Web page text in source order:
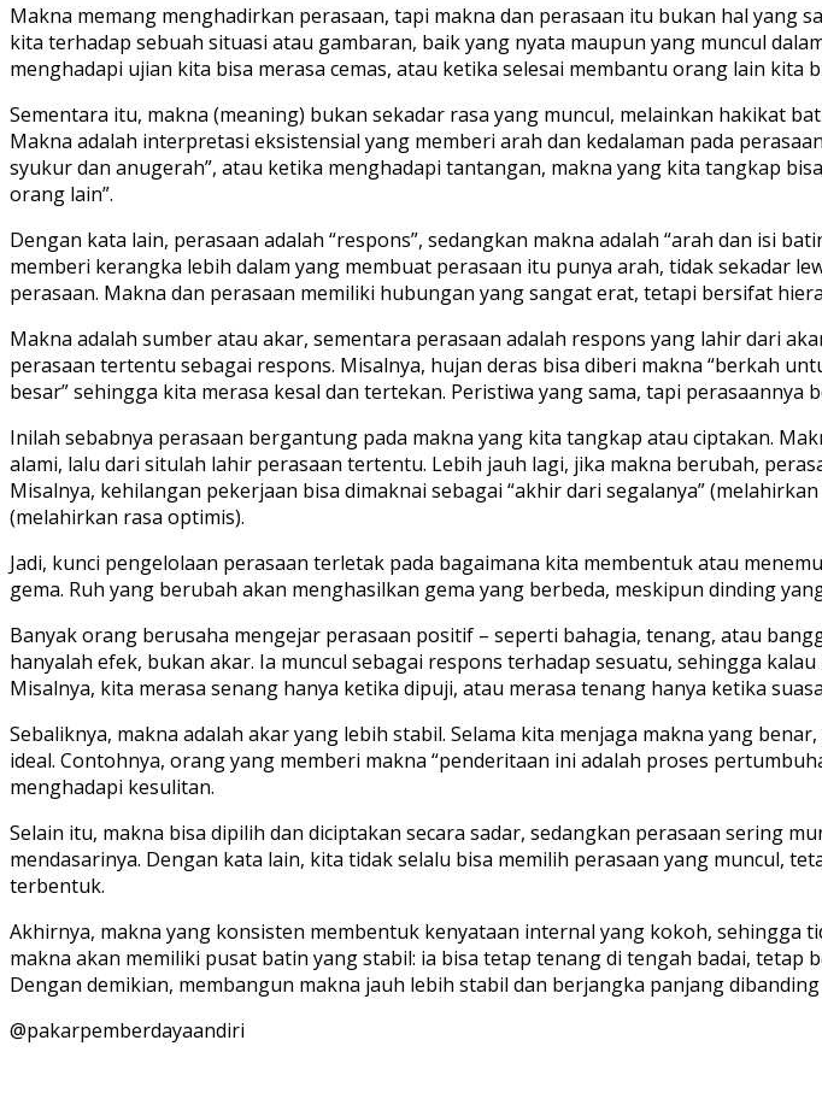
Makna memang menghadirkan perasaan, tapi makna dan perasaan itu bukan hal yang
kita terhadap sebuah situasi atau gambaran, baik yang nyata maupun yang muncul
menghadapi ujian kita bisa merasa cemas, atau ketika selesai membantu orang lain kita
Sementara itu, makna (meaning) bukan sekadar rasa yang muncul, melainkan hakikat
Makna adalah interpretasi eksistensial yang memberi arah dan kedalaman pada
syukur dan anugerah”, atau ketika menghadapi tantangan, makna yang kita tangkap
orang lain”.
Dengan kata lain, perasaan adalah “respons”, sedangkan makna adalah “arah dan isi
memberi kerangka lebih dalam yang membuat perasaan itu punya arah, tidak sekadar
perasaan. Makna dan perasaan memiliki hubungan yang sangat erat, tetapi bersifat
Makna adalah sumber atau akar, sementara perasaan adalah respons yang lahir dari
perasaan tertentu sebagai respons. Misalnya, hujan deras bisa diberi makna “berkah
besar” sehingga kita merasa kesal dan tertekan. Peristiwa yang sama, tapi perasaannya
Inilah sebabnya perasaan bergantung pada makna yang kita tangkap atau ciptakan.
alami, lalu dari situlah lahir perasaan tertentu. Lebih jauh lagi, jika makna berubah,
Misalnya, kehilangan pekerjaan bisa dimaknai sebagai “akhir dari segalanya”
(melahirkan rasa optimis).
Jadi, kunci pengelolaan perasaan terletak pada bagaimana kita membentuk atau
gema. Ruh yang berubah akan menghasilkan gema yang berbeda, meskipun dinding
Banyak orang berusaha mengejar perasaan positif – seperti bahagia, tenang, atau
hanyalah efek, bukan akar. Ia muncul sebagai respons terhadap sesuatu, sehingga
Misalnya, kita merasa senang hanya ketika dipuji, atau merasa tenang hanya ketika
Sebaliknya, makna adalah akar yang lebih stabil. Selama kita menjaga makna yang
ideal. Contohnya, orang yang memberi makna “penderitaan ini adalah proses
menghadapi kesulitan.
Selain itu, makna bisa dipilih dan diciptakan secara sadar, sedangkan perasaan sering
mendasarinya. Dengan kata lain, kita tidak selalu bisa memilih perasaan yang muncul,
terbentuk.
Akhirnya, makna yang konsisten membentuk kenyataan internal yang kokoh,
makna akan memiliki pusat batin yang stabil: ia bisa tetap tenang di tengah badai,
Dengan demikian, membangun makna jauh lebih stabil dan berjangka panjang
@pakarpemberdayaandiri